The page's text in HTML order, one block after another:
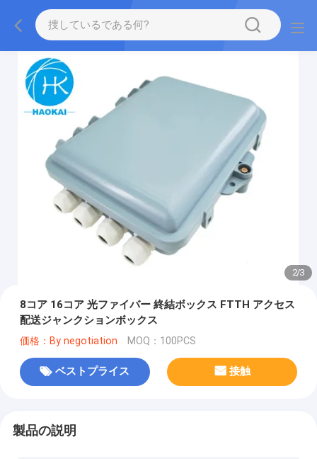
2/3
8コア 16コア 光ファイバー 終結ボックス FTTH アクセス
配送ジャンクションボックス
価格：By negotiation MOQ：100PCS
ベストプライス 接触
製品の説明